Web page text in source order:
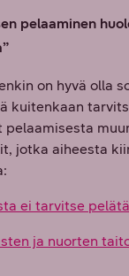
pelaaminen
on hyvä olla
kuitenkaan
pelaamisesta
jotka aiheesta
ei tarvitse pelätä
ja nuorten